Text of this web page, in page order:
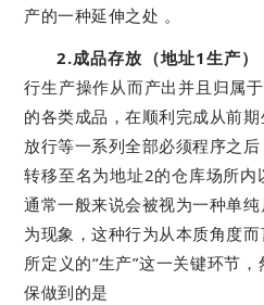
产的一种延伸之处 。
2.成品存放（地址1生产）
行生产操作从而产出并且归属
的各类成品，在顺利完成从前
放行等一系列全部必须程序之
转移至名为地址2的仓库场所
通常一般来说会被视为一种单
为现象，这种行为从本质角度
所定义的“生产”这一关键环节
保做到的是